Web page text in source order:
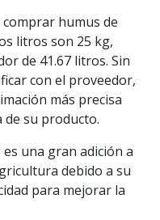
humus de
litros son 25 kg,
de 41.67 litros. Sin
con el proveedor,
más precisa
de su producto.
es una gran adición a
debido a su
para mejorar la